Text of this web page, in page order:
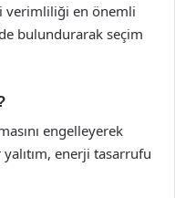
verimliliği en önemli
bulundurarak seçim
engelleyerek
enerji tasarrufu